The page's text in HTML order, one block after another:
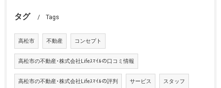
タグ Tags
高松市 不動産 コンセプト
高松市の不動産･株式会社Lifeｽﾏｲﾙの口コミ情報
高松市の不動産･株式会社Lifeｽﾏｲﾙの評判 サービス スタッフ